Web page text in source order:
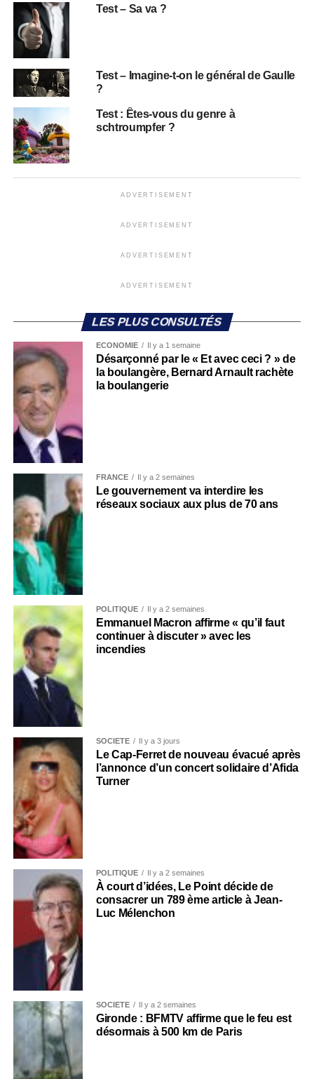
Test – Sa va ?
Test – Imagine-t-on le général de Gaulle
?
Test : Êtes-vous du genre à
schtroumpfer ?
ADVERTISEMENT
ADVERTISEMENT
ADVERTISEMENT
ADVERTISEMENT
LES PLUS CONSULTÉS
ECONOMIE Il y a 1 semaine
Désarçonné par le « Et avec ceci ? » de
la boulangère, Bernard Arnault rachète
la boulangerie
FRANCE Il y a 2 semaines
Le gouvernement va interdire les
réseaux sociaux aux plus de 70 ans
POLITIQUE Il y a 2 semaines
Emmanuel Macron affirme « qu’il faut
continuer à discuter » avec les
incendies
SOCIÉTÉ Il y a 3 jours
Le Cap-Ferret de nouveau évacué après
l’annonce d’un concert solidaire d’Afida
Turner
POLITIQUE Il y a 2 semaines
À court d’idées, Le Point décide de
consacrer un 789 ème article à Jean-
Luc Mélenchon
SOCIÉTÉ Il y a 2 semaines
Gironde : BFMTV affirme que le feu est
désormais à 500 km de Paris